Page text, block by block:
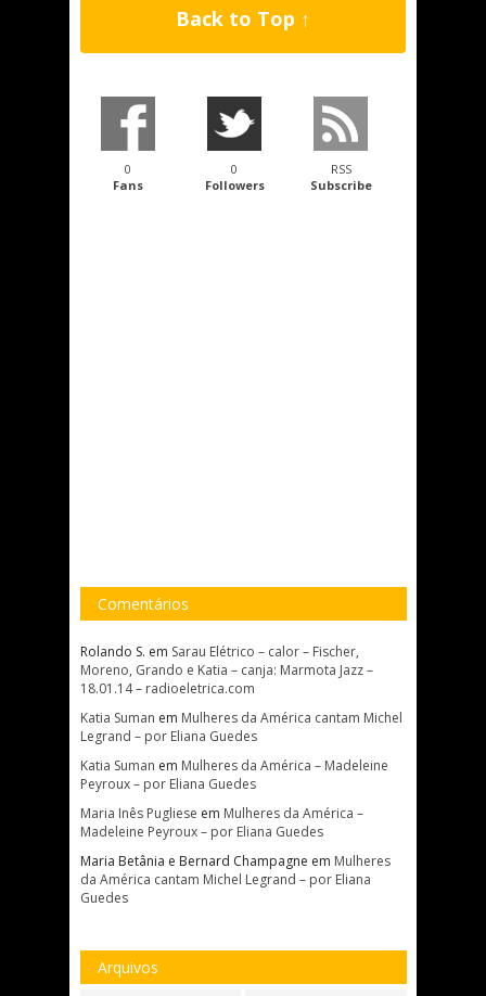
Back to Top ↑
0
Fans
0
Followers
RSS
Subscribe
Comentários
Rolando S. em Sarau Elétrico – calor – Fischer,
Moreno, Grando e Katia – canja: Marmota Jazz –
18.01.14 – radioeletrica.com
Katia Suman em Mulheres da América cantam Michel
Legrand – por Eliana Guedes
Katia Suman em Mulheres da América – Madeleine
Peyroux – por Eliana Guedes
Maria Inês Pugliese em Mulheres da América –
Madeleine Peyroux – por Eliana Guedes
Maria Betânia e Bernard Champagne em Mulheres
da América cantam Michel Legrand – por Eliana
Guedes
Arquivos